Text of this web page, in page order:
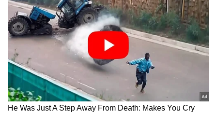
ಶೇ.50 ರಿಂದ ಶೇ.18 ಕ್ಕೆ TAX ಇಳಿಕೆ: ಮೋದಿ-
ಟ್ರಂಪ್ ಐತಿಹಾಸಿಕ ಒಪ್ಪಂದ | India US
Trade Deal | Party Rounds